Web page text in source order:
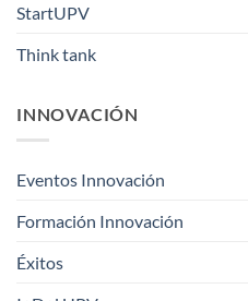
StartUPV
Think tank
INNOVACIÓN
Eventos Innovación
Formación Innovación
Éxitos